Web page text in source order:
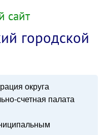
сайт
городской
округа
счетная палата